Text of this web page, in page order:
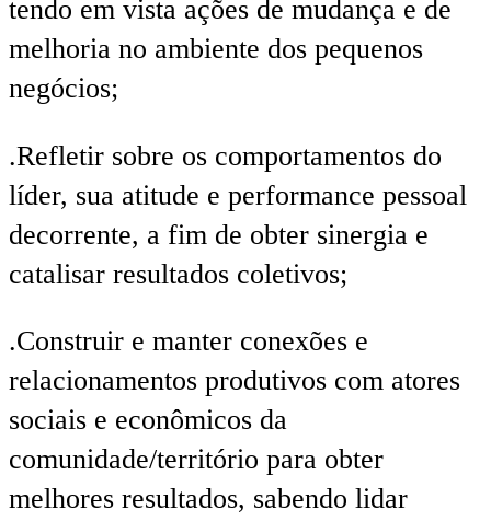
tendo em vista ações de mudança e de
melhoria no ambiente dos pequenos
negócios;
.Refletir sobre os comportamentos do
líder, sua atitude e performance pessoal
decorrente, a fim de obter sinergia e
catalisar resultados coletivos;
.Construir e manter conexões e
relacionamentos produtivos com atores
sociais e econômicos da
comunidade/território para obter
melhores resultados, sabendo lidar